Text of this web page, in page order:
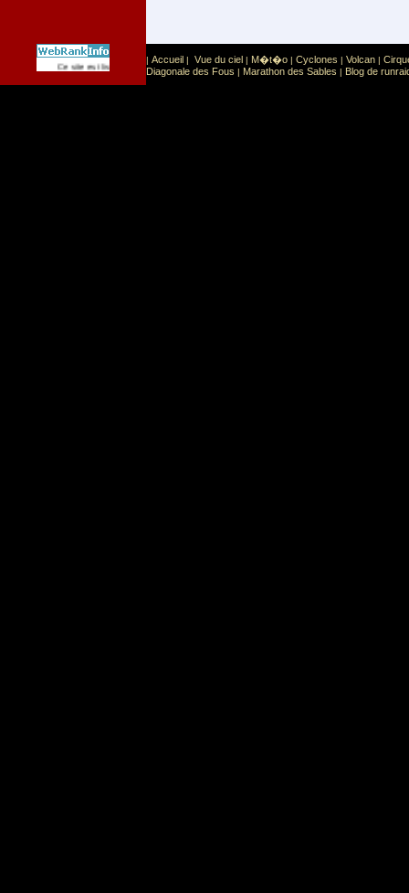
Ce site est list� dans la cat�gorie Sport: Sports extr�mes
| Accueil | Vue du ciel | M�t�o | Cyclones | Volcan |
Diagonale des Fous | Marathon des Sables | Blog de